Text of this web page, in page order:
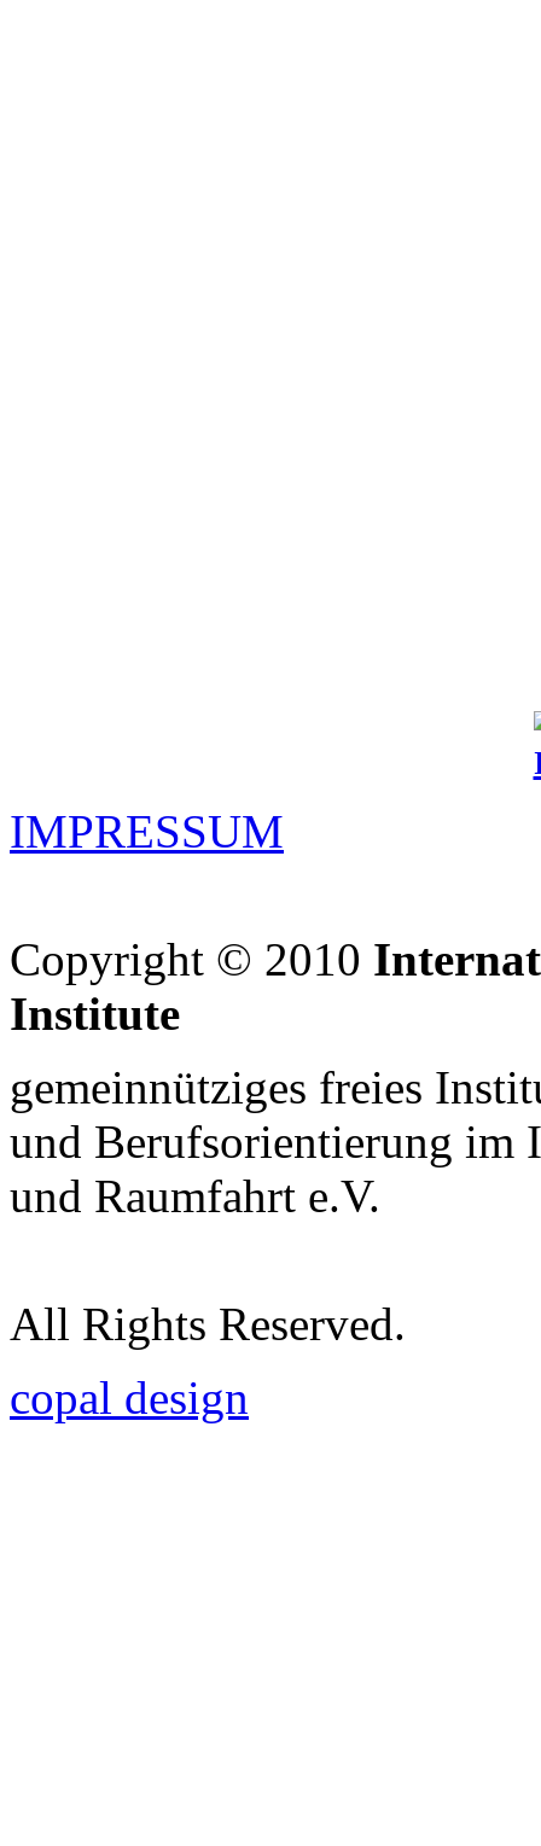
IMPRESSUM
Copyright © 2010
Institute
gemeinnütziges freies
und Berufsorientierung im
und Raumfahrt e.V.
All Rights Reserved.
copal design